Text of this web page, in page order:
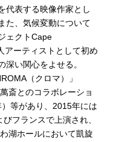
代表する映像作家とし
た、気候変動について
ェクトCape
アーティストとして初め
い関心をよせる。
（クロマ）」
斎とのコラボレーショ
等があり、2015年には
フランスで上演され、
湖ホールにおいて凱旋